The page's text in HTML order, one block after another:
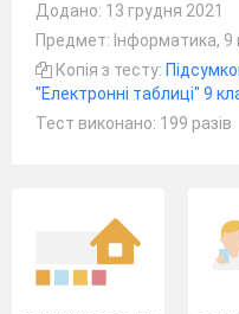
Додано: 13 грудня 2021
Предмет: Інформатика, 9
Копія з тесту:
"Електронні таблиці" 9
Тест виконано: 199 разів